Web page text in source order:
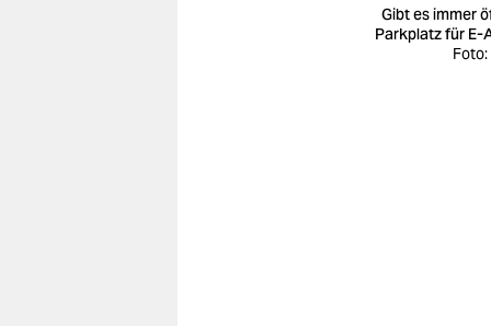
Gibt es immer
Parkplatz für E-